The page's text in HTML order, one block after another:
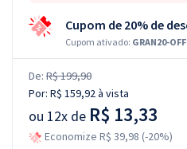
Cupom de 20% de
Cupom ativado: GRAN20-OFF
De: R$ 199,90
Por: R$ 159,92à vista
ou 12x de R$ 13,33
Economize R$ 39,98 (-20%)